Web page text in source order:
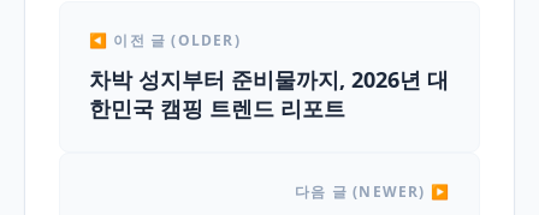
◀ 이전 글 (OLDER)
차박 성지부터 준비물까지, 2026년 대
한민국 캠핑 트렌드 리포트
다음 글 (NEWER) ▶